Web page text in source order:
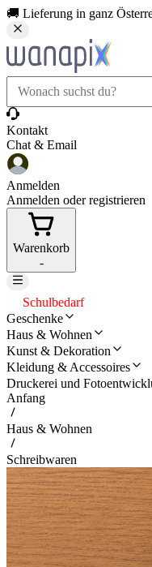
🚚 Lieferung in ganz
Kontakt
Chat & Email
Anmelden
Anmelden oder registrieren
Warenkorb
-
Schulbedarf
Geschenke
Haus & Wohnen
Kunst & Dekoration
Kleidung & Accessoires
Druckerei und
Anfang
Haus & Wohnen
Schreibwaren